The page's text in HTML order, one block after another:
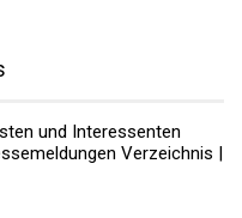
und Interessenten
Verzeichnis |